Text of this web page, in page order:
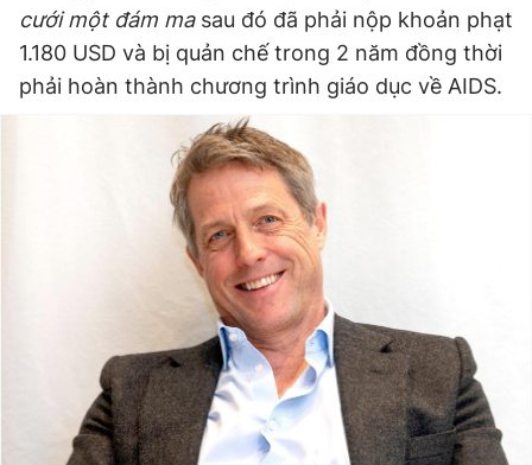
cưới một đám masau đó đã phải nộp khoản phạt
1.180 USD và bị quản chế trong 2 năm đồng thời
phải hoàn thành chương trình giáo dục về AIDS.